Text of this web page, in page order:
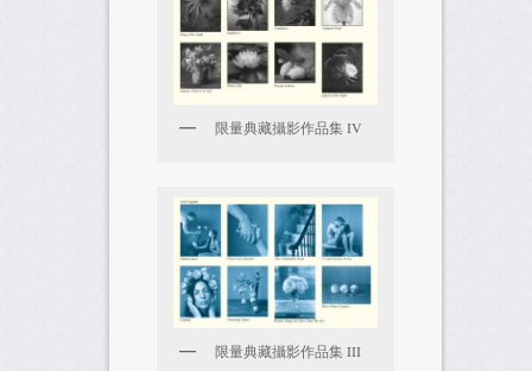
限量典藏攝影作品集 IV
限量典藏攝影作品集 III